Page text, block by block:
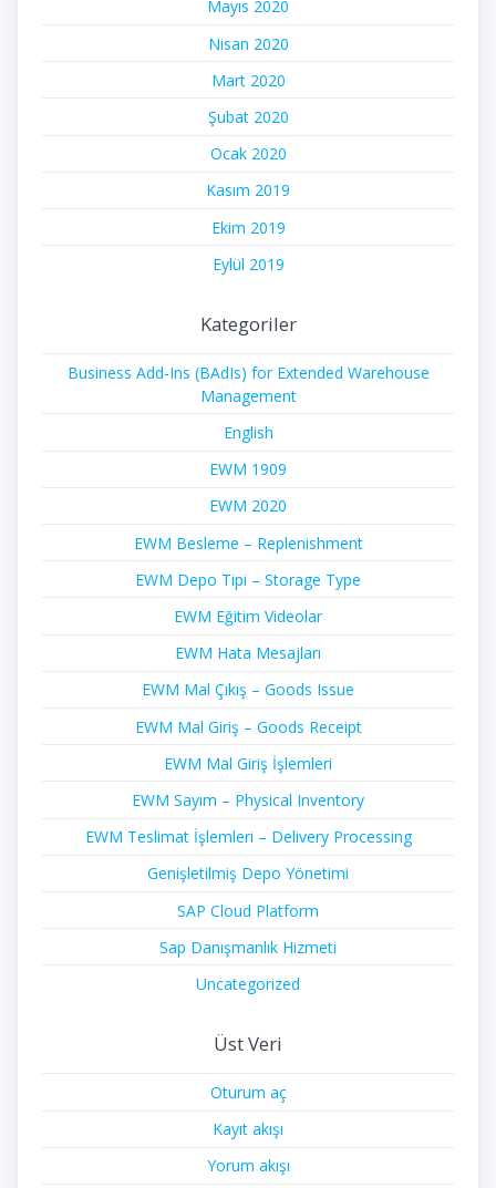
Mayıs 2020
Nisan 2020
Mart 2020
Şubat 2020
Ocak 2020
Kasım 2019
Ekim 2019
Eylül 2019
Kategoriler
Business Add-Ins (BAdIs) for Extended Warehouse
Management
English
EWM 1909
EWM 2020
EWM Besleme – Replenishment
EWM Depo Tipi – Storage Type
EWM Eğitim Videolar
EWM Hata Mesajları
EWM Mal Çıkış – Goods Issue
EWM Mal Giriş – Goods Receipt
EWM Mal Giriş İşlemleri
EWM Sayım – Physical Inventory
EWM Teslimat İşlemleri – Delivery Processing
Genişletilmiş Depo Yönetimi
SAP Cloud Platform
Sap Danışmanlık Hizmeti
Uncategorized
Üst Veri
Oturum aç
Kayıt akışı
Yorum akışı